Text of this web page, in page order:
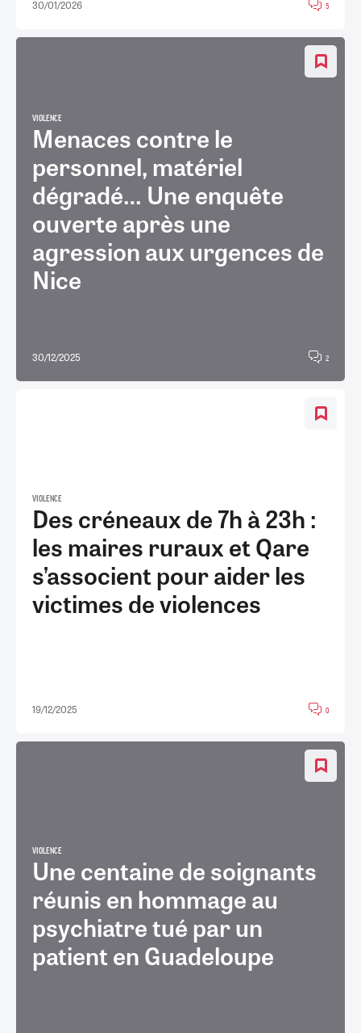
30/01/2026 5
VIOLENCE
Menaces contre le
personnel, matériel
dégradé… Une enquête
ouverte après une
agression aux urgences de
Nice
30/12/2025 2
VIOLENCE
Des créneaux de 7h à 23h :
les maires ruraux et Qare
s’associent pour aider les
victimes de violences
19/12/2025 0
VIOLENCE
Une centaine de soignants
réunis en hommage au
psychiatre tué par un
patient en Guadeloupe